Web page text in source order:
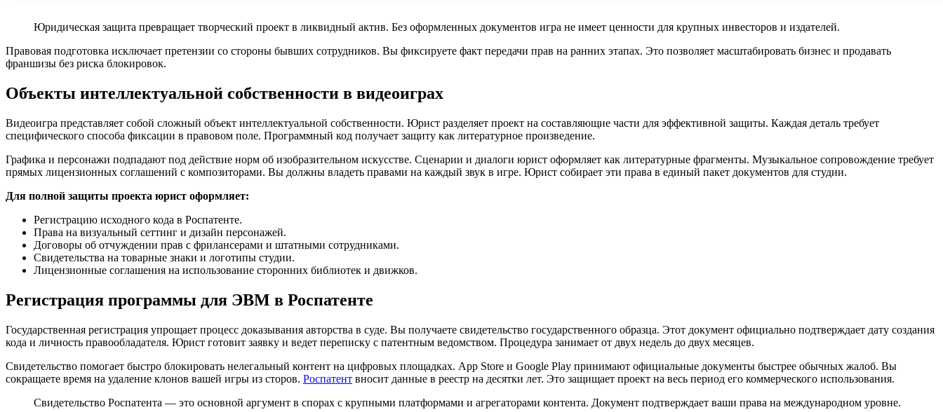
Юридическая защита превращает творческий проект в ликвидный актив. Без оформленных документов игра не имеет ценности для крупных инвесторов и издателей.
Правовая подготовка исключает претензии со стороны бывших сотрудников. Вы фиксируете факт передачи прав на ранних этапах. Это позволяет масштабировать бизнес и продавать
франшизы без риска блокировок.
Объекты интеллектуальной собственности в видеоиграх
Видеоигра представляет собой сложный объект интеллектуальной собственности. Юрист разделяет проект на составляющие части для эффективной защиты. Каждая деталь требует
специфического способа фиксации в правовом поле. Программный код получает защиту как литературное произведение.
Графика и персонажи подпадают под действие норм об изобразительном искусстве. Сценарии и диалоги юрист оформляет как литературные фрагменты. Музыкальное сопровождение требует
прямых лицензионных соглашений с композиторами. Вы должны владеть правами на каждый звук в игре. Юрист собирает эти права в единый пакет документов для студии.
Для полной защиты проекта юрист оформляет:
Регистрацию исходного кода в Роспатенте.
Права на визуальный сеттинг и дизайн персонажей.
Договоры об отчуждении прав с фрилансерами и штатными сотрудниками.
Свидетельства на товарные знаки и логотипы студии.
Лицензионные соглашения на использование сторонних библиотек и движков.
Регистрация программы для ЭВМ в Роспатенте
Государственная регистрация упрощает процесс доказывания авторства в суде. Вы получаете свидетельство государственного образца. Этот документ официально подтверждает дату создания
кода и личность правообладателя. Юрист готовит заявку и ведет переписку с патентным ведомством. Процедура занимает от двух недель до двух месяцев.
Свидетельство помогает быстро блокировать нелегальный контент на цифровых площадках. App Store и Google Play принимают официальные документы быстрее обычных жалоб. Вы
сокращаете время на удаление клонов вашей игры из сторов. Роспатент вносит данные в реестр на десятки лет. Это защищает проект на весь период его коммерческого использования.
Свидетельство Роспатента — это основной аргумент в спорах с крупными платформами и агрегаторами контента. Документ подтверждает ваши права на международном уровне.